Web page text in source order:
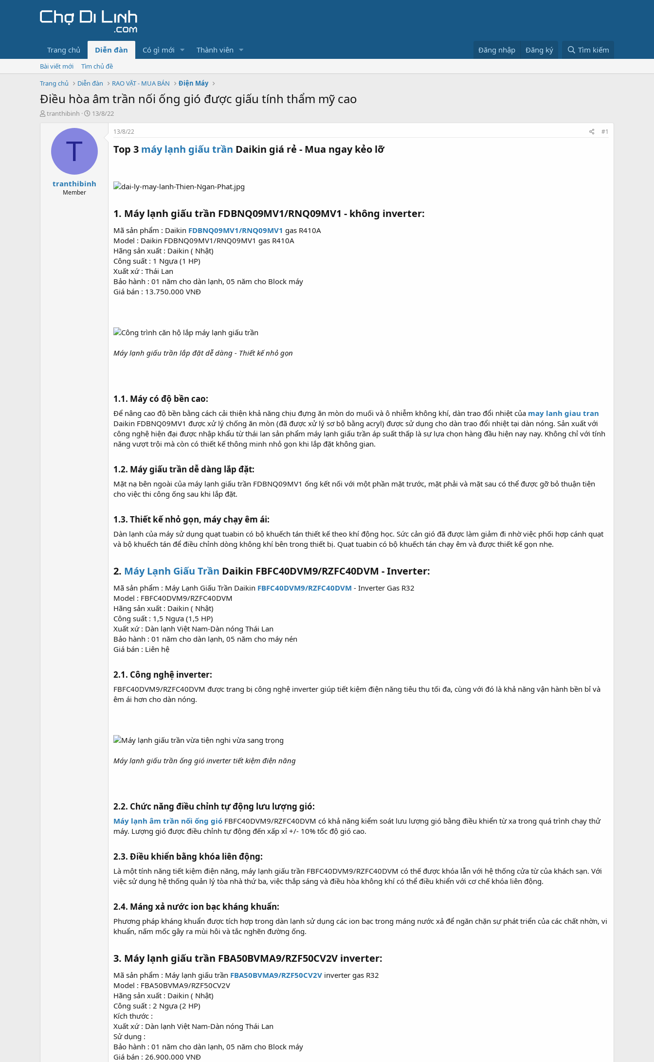
Trang chủ Diễn đàn Có gì mới Thành viên Đăng nhập Đăng ký Tìm kiếm
Bài viết mới
Tìm chủ đề
Trang chủ
Diễn đàn RAO VẶT - MUA BÁN Điện Máy
Điều hòa âm trần nối ống gió được giấu tính thẩm mỹ cao
T
tranthibinh
N
y
i
13/8/22
T
tranthibinh
Member
13/8/22 #1
Top 3 máy lạnh giấu trần Daikin giá rẻ - Mua ngay kẻo lỡ​
1. Máy lạnh giấu trần FDBNQ09MV1/RNQ09MV1 - không inverter:​
Mã sản phẩm : Daikin FDBNQ09MV1/RNQ09MV1 gas R410A
Model : Daikin FDBNQ09MV1/RNQ09MV1 gas R410A
Hãng sản xuất : Daikin ( Nhật)
Công suất : 1 Ngựa (1 HP)
Xuất xứ : Thái Lan
Bảo hành : 01 năm cho dàn lạnh, 05 năm cho Block máy
Giá bán : 13.750.000 VNĐ
Máy lạnh giấu trần lắp đặt dễ dàng - Thiết kế nhỏ gọn
1.1. Máy có độ bền cao:​
Để nâng cao độ bền bằng cách cải thiện khả năng chịu đựng ăn mòn do muối và ô nhiễm không khí, dàn trao đổi nhiệt của may lanh giau tran
Daikin FDBNQ09MV1 được xử lý chống ăn mòn (đã được xử lý sơ bộ bằng acryl) được sử dụng cho dàn trao đổi nhiệt tại dàn nóng. Sản xuất với
công nghệ hiện đại được nhập khẩu từ thái lan sản phẩm máy lạnh giấu trần áp suất thấp là sự lựa chọn hàng đầu hiện nay nay. Không chỉ với tính
năng vượt trội mà còn có thiết kế thông minh nhỏ gọn khi lắp đặt không gian.
1.2. Máy giấu trần dễ dàng lắp đặt:​
Mặt nạ bên ngoài của máy lạnh giấu trần FDBNQ09MV1 ống kết nối với một phần mặt trước, mặt phải và mặt sau có thể được gỡ bỏ thuận tiện
cho việc thi công ống sau khi lắp đặt.
1.3. Thiết kế nhỏ gọn, máy chạy êm ái:​
Dàn lạnh của máy sử dụng quạt tuabin có bộ khuếch tán thiết kế theo khí động học. Sức cản gió đã được làm giảm đi nhờ việc phối hợp cánh quạt
và bộ khuếch tán để điều chỉnh dòng không khí bên trong thiết bị. Quạt tuabin có bộ khuếch tán chạy êm và được thiết kế gọn nhẹ.
2. Máy Lạnh Giấu Trần Daikin FBFC40DVM9/RZFC40DVM - Inverter:​
Mã sản phẩm : Máy Lạnh Giấu Trần Daikin FBFC40DVM9/RZFC40DVM - Inverter Gas R32
Model : FBFC40DVM9/RZFC40DVM
Hãng sản xuất : Daikin ( Nhật)
Công suất : 1,5 Ngựa (1,5 HP)
Xuất xứ : Dàn lạnh Việt Nam-Dàn nóng Thái Lan
Bảo hành : 01 năm cho dàn lạnh, 05 năm cho máy nén
Giá bán : Liên hệ
2.1. Công nghệ inverter:​
FBFC40DVM9/RZFC40DVM được trang bị công nghệ inverter giúp tiết kiệm điện năng tiêu thụ tối đa, cùng với đó là khả năng vận hành bền bỉ và
êm ái hơn cho dàn nóng.
Máy lạnh giấu trần ống gió inverter tiết kiệm điện năng
2.2. Chức năng điều chỉnh tự động lưu lượng gió:​
Máy lạnh âm trần nối ống gió FBFC40DVM9/RZFC40DVM có khả năng kiểm soát lưu lượng gió bằng điều khiển từ xa trong quá trình chạy thử
máy. Lượng gió được điều chỉnh tự động đến xấp xỉ +/- 10% tốc độ gió cao.
2.3. Điều khiển bằng khóa liên động:​
Là một tính năng tiết kiệm điện năng, máy lạnh giấu trần FBFC40DVM9/RZFC40DVM có thế được khóa lẫn với hệ thống cửa từ của khách sạn. Với
việc sử dụng hệ thống quản lý tòa nhà thứ ba, việc thắp sáng và điều hòa không khí có thể điều khiển với cơ chế khóa liên động.
2.4. Máng xả nước ion bạc kháng khuẩn:​
Phương pháp kháng khuẩn được tích hợp trong dàn lạnh sử dụng các ion bạc trong máng nước xả để ngăn chặn sự phát triển của các chất nhờn, vi
khuẩn, nấm mốc gây ra mùi hôi và tắc nghẽn đường ống.
3. Máy lạnh giấu trần FBA50BVMA9/RZF50CV2V inverter:​
Mã sản phẩm : Máy lạnh giấu trần FBA50BVMA9/RZF50CV2V inverter gas R32
Model : FBA50BVMA9/RZF50CV2V
Hãng sản xuất : Daikin ( Nhật)
Công suất : 2 Ngựa (2 HP)
Kích thước :
Xuất xứ : Dàn lạnh Việt Nam-Dàn nóng Thái Lan
Sử dụng :
Bảo hành : 01 năm cho dàn lạnh, 05 năm cho Block máy
Giá bán : 26.900.000 VNĐ